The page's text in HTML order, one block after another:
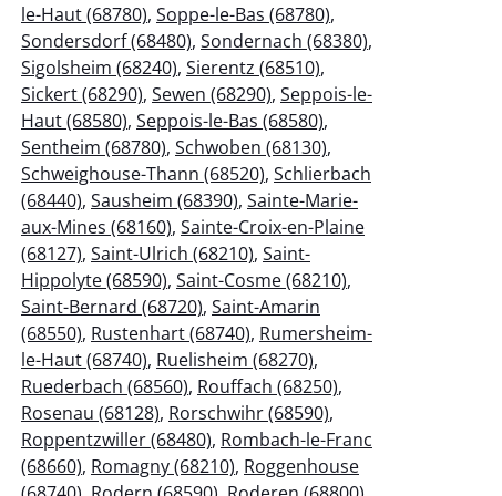
le-Haut (68780), Soppe-le-Bas (68780),
Sondersdorf (68480), Sondernach (68380),
Sigolsheim (68240), Sierentz (68510),
Sickert (68290), Sewen (68290), Seppois-le-
Haut (68580), Seppois-le-Bas (68580),
Sentheim (68780), Schwoben (68130),
Schweighouse-Thann (68520), Schlierbach
(68440), Sausheim (68390), Sainte-Marie-
aux-Mines (68160), Sainte-Croix-en-Plaine
(68127), Saint-Ulrich (68210), Saint-
Hippolyte (68590), Saint-Cosme (68210),
Saint-Bernard (68720), Saint-Amarin
(68550), Rustenhart (68740), Rumersheim-
le-Haut (68740), Ruelisheim (68270),
Ruederbach (68560), Rouffach (68250),
Rosenau (68128), Rorschwihr (68590),
Roppentzwiller (68480), Rombach-le-Franc
(68660), Romagny (68210), Roggenhouse